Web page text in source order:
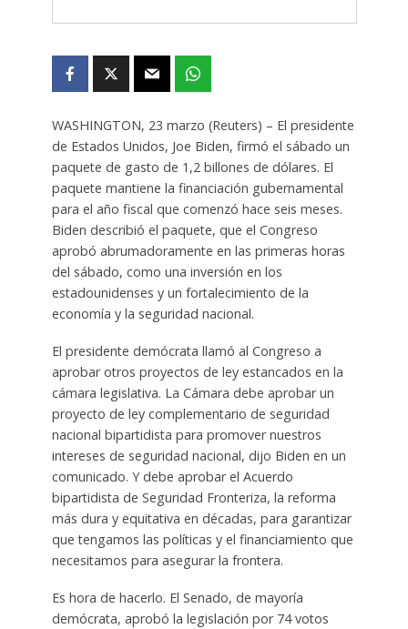
WASHINGTON, 23 marzo (Reuters) – El presidente
de Estados Unidos, Joe Biden, firmó el sábado un
paquete de gasto de 1,2 billones de dólares. El
paquete mantiene la financiación gubernamental
para el año fiscal que comenzó hace seis meses.
Biden describió el paquete, que el Congreso
aprobó abrumadoramente en las primeras horas
del sábado, como una inversión en los
estadounidenses y un fortalecimiento de la
economía y la seguridad nacional.
El presidente demócrata llamó al Congreso a
aprobar otros proyectos de ley estancados en la
cámara legislativa. La Cámara debe aprobar un
proyecto de ley complementario de seguridad
nacional bipartidista para promover nuestros
intereses de seguridad nacional, dijo Biden en un
comunicado. Y debe aprobar el Acuerdo
bipartidista de Seguridad Fronteriza, la reforma
más dura y equitativa en décadas, para garantizar
que tengamos las políticas y el financiamiento que
necesitamos para asegurar la frontera.
Es hora de hacerlo. El Senado, de mayoría
demócrata, aprobó la legislación por 74 votos